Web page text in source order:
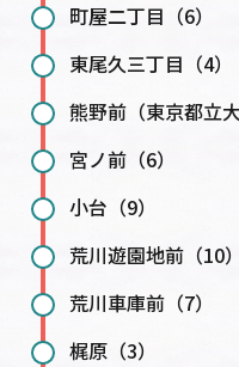
町屋二丁目（6）
東尾久三丁目（4）
熊野前（東京都立
宮ノ前（6）
小台（9）
荒川遊園地前（10）
荒川車庫前（7）
梶原（3）